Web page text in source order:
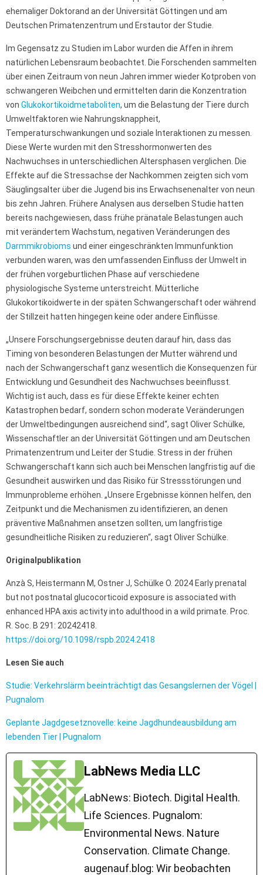
ehemaliger Doktorand an der Universität Göttingen und am
Deutschen Primatenzentrum und Erstautor der Studie.
Im Gegensatz zu Studien im Labor wurden die Affen in ihrem
natürlichen Lebensraum beobachtet. Die Forschenden sammelten
über einen Zeitraum von neun Jahren immer wieder Kotproben von
schwangeren Weibchen und ermittelten darin die Konzentration
von Glukokortikoidmetaboliten, um die Belastung der Tiere durch
Umweltfaktoren wie Nahrungsknappheit,
Temperaturschwankungen und soziale Interaktionen zu messen.
Diese Werte wurden mit den Stresshormonwerten des
Nachwuchses in unterschiedlichen Altersphasen verglichen. Die
Effekte auf die Stressachse der Nachkommen zeigten sich vom
Säuglingsalter über die Jugend bis ins Erwachsenenalter von neun
bis zehn Jahren. Frühere Analysen aus derselben Studie hatten
bereits nachgewiesen, dass frühe pränatale Belastungen auch
mit verändertem Wachstum, negativen Veränderungen des
Darmmikrobioms und einer eingeschränkten Immunfunktion
verbunden waren, was den umfassenden Einfluss der Umwelt in
der frühen vorgeburtlichen Phase auf verschiedene
physiologische Systeme unterstreicht. Mütterliche
Glukokortikoidwerte in der späten Schwangerschaft oder während
der Stillzeit hatten hingegen keine oder andere Einflüsse.
„Unsere Forschungsergebnisse deuten darauf hin, dass das
Timing von besonderen Belastungen der Mutter während und
nach der Schwangerschaft ganz wesentlich die Konsequenzen für
Entwicklung und Gesundheit des Nachwuchses beeinflusst.
Wichtig ist auch, dass es für diese Effekte keiner echten
Katastrophen bedarf, sondern schon moderate Veränderungen
der Umweltbedingungen ausreichend sind“, sagt Oliver Schülke,
Wissenschaftler an der Universität Göttingen und am Deutschen
Primatenzentrum und Leiter der Studie. Stress in der frühen
Schwangerschaft kann sich auch bei Menschen langfristig auf die
Gesundheit auswirken und das Risiko für Stressstörungen und
Immunprobleme erhöhen. „Unsere Ergebnisse können helfen, den
Zeitpunkt und die Mechanismen zu identifizieren, an denen
präventive Maßnahmen ansetzen sollten, um langfristige
gesundheitliche Risiken zu reduzieren“, sagt Oliver Schülke.
Originalpublikation
Anzà S, Heistermann M, Ostner J, Schülke O. 2024 Early prenatal
but not postnatal glucocorticoid exposure is associated with
enhanced HPA axis activity into adulthood in a wild primate. Proc.
R. Soc. B 291: 20242418.
https://doi.org/10.1098/rspb.2024.2418
Lesen Sie auch
Studie: Verkehrslärm beeinträchtigt das Gesangslernen der Vögel |
Pugnalom
Geplante Jagdgesetznovelle: keine Jagdhundeausbildung am
lebenden Tier | Pugnalom
LabNews Media LLC
LabNews: Biotech. Digital Health.
Life Sciences. Pugnalom:
Environmental News. Nature
Conservation. Climate Change.
augenauf.blog: Wir beobachten